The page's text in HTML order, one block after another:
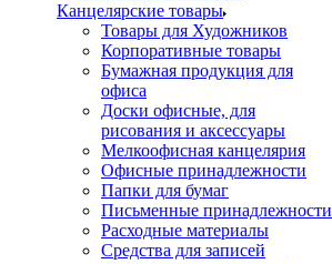
Канцелярские товары
Товары для Художников
Корпоративные товары
Бумажная продукция для
офиса
Доски офисные, для
рисования и аксессуары
Мелкоофисная канцелярия
Офисные принадлежности
Папки для бумаг
Письменные принадлежности
Расходные материалы
Средства для записей